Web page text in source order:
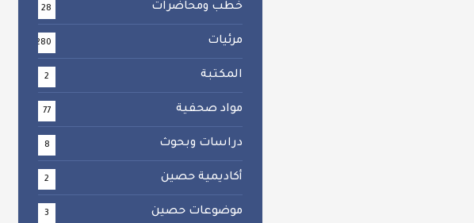
خطب ومحاضرات 28
مرئيات 280
المكتبة 2
مواد صحفية 77
دراسات وبحوث 8
أكاديمية حصين 2
موضوعات حصين 3